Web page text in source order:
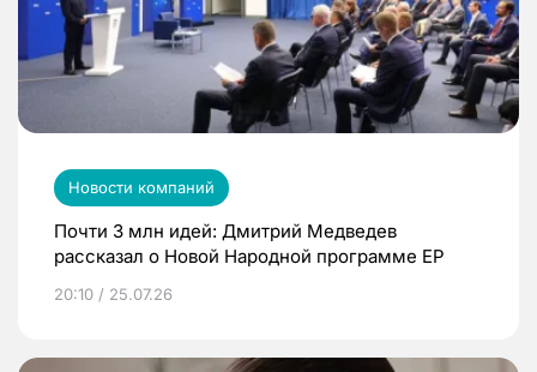
Новости компаний
Почти 3 млн идей: Дмитрий Медведев
рассказал о Новой Народной программе ЕР
20:10 / 25.07.26